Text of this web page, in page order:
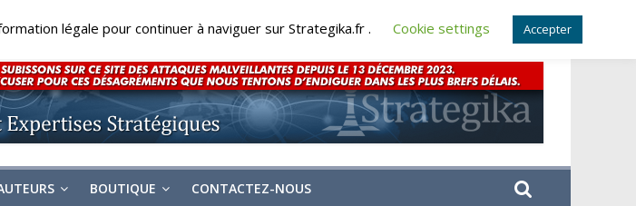
BOUTIQUE CONTACTEZ-NOUS
légale pour continuer à naviguer sur Strategika.fr . Cookie settings Accepter